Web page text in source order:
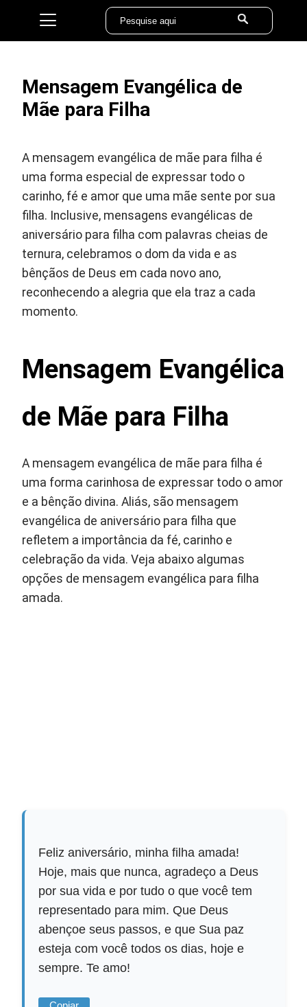
Mensagem Evangélica de
Mãe para Filha
A mensagem evangélica de mãe para filha é
uma forma especial de expressar todo o
carinho, fé e amor que uma mãe sente por sua
filha. Inclusive, mensagens evangélicas de
aniversário para filha com palavras cheias de
ternura, celebramos o dom da vida e as
bênçãos de Deus em cada novo ano,
reconhecendo a alegria que ela traz a cada
momento.
Mensagem Evangélica
de Mãe para Filha
A mensagem evangélica de mãe para filha é
uma forma carinhosa de expressar todo o amor
e a bênção divina. Aliás, são mensagem
evangélica de aniversário para filha que
refletem a importância da fé, carinho e
celebração da vida. Veja abaixo algumas
opções de mensagem evangélica para filha
amada.
Feliz aniversário, minha filha amada!
Hoje, mais que nunca, agradeço a Deus
por sua vida e por tudo o que você tem
representado para mim. Que Deus
abençoe seus passos, e que Sua paz
esteja com você todos os dias, hoje e
sempre. Te amo!